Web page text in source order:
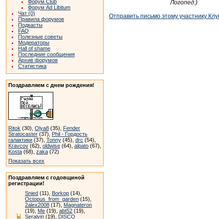
Форум Club
Форум Ad Libitum
Чат (0)
Правила форумов
Подкасты
FAQ
Полезные советы
Модераторы
Hall of shame
Последние сообщения
Архив форумов
Статистика
Поздравляем с днем рождения!
Ritok (30), Olya8 (35), Fender
Stratocaster (37), Phil - Гордость
галактики (37), Tonny (45), drc (54),
Kravcov (62), oldwise (64), alpato (67),
Kosta (68), zaka (72)
Показать всех
Поздравляем с годовщиной
регистрации!
Snied (11), Borkop (14),
Octopus_from_garden (15),
2alex2008 (17), Magnateron
(19), Me (19), abt52 (19),
Seralvin (19), DISCO
Логопед:)
Отправить письмо этому участнику